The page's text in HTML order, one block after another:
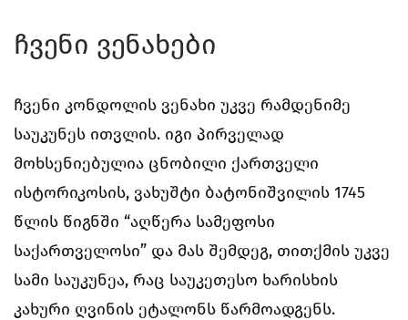
ჩვენი ვენახები
ჩვენი კონდოლის ვენახი უკვე რამდენიმე
საუკუნეს ითვლის. იგი პირველად
მოხსენიებულია ცნობილი ქართველი
ისტორიკოსის, ვახუშტი ბატონიშვილის 1745
წლის წიგნში “აღწერა სამეფოსი
საქართველოსი” და მას შემდეგ, თითქმის უკვე
სამი საუკუნეა, რაც საუკეთესო ხარისხის
კახური ღვინის ეტალონს წარმოადგენს.